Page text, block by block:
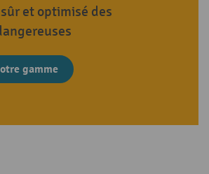
et optimisé des
gamme